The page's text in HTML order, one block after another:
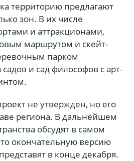
территорию предлагают
зон. В их числе
и аттракционами,
маршрутом и скейт-
парком
и сад философов с арт-
не утвержден, но его
региона. В дальнейшем
обсудят в самом
окончательную версию
в конце декабря.